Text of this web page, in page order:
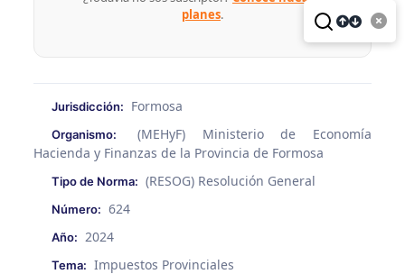
planes.
Jurisdicción: Formosa
Organismo:
(MEHyF) Ministerio de Economía
Hacienda y Finanzas de la Provincia de Formosa
Tipo de Norma: (RESOG) Resolución General
Número: 624
Año: 2024
Tema: Impuestos Provinciales